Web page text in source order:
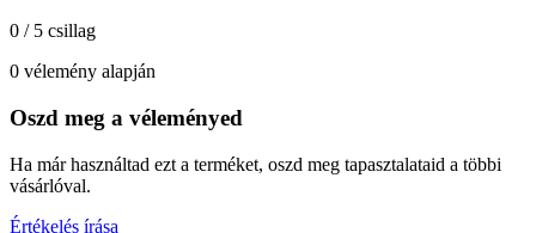
0 / 5 csillag
0 vélemény alapján
Oszd meg a véleményed
Ha már használtad ezt a terméket, oszd meg tapasztalataid a többi
vásárlóval.
Értékelés írása